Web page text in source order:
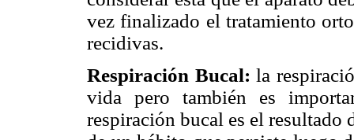
vez finalizado el tratamiento
recidivas.
Respiración Bucal: la
vida pero también es
respiración bucal es el resultado